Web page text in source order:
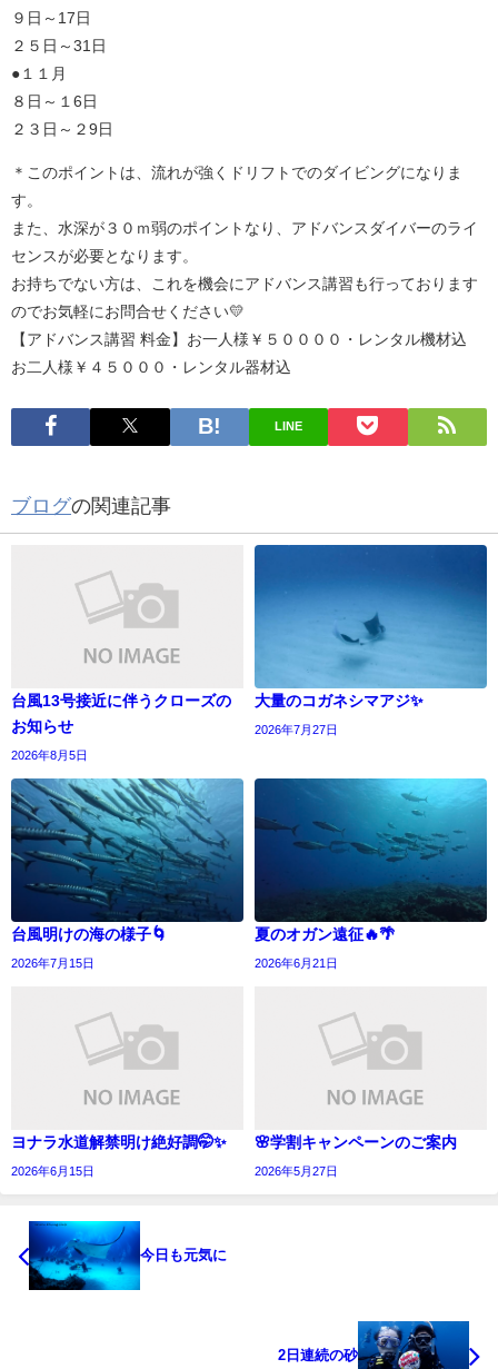
９日～17日
２５日～31日
●１１月
８日～１6日
２３日～２9日
＊このポイントは、流れが強くドリフトでのダイビングになりま
す。
また、水深が３０ｍ弱のポイントなり、アドバンスダイバーのライ
センスが必要となります。
お持ちでない方は、これを機会にアドバンス講習も行っております
のでお気軽にお問合せください💛
【アドバンス講習 料金】お一人様￥５００００・レンタル機材込
お二人様￥４５０００・レンタル器材込
LINE
ブログの関連記事
台風13号接近に伴うクローズの
お知らせ
2026年8月5日
大量のコガネシマアジ✨
2026年7月27日
台風明けの海の様子🌀
2026年7月15日
夏のオガン遠征🔥🌴
2026年6月21日
ヨナラ水道解禁明け絶好調🤭✨
2026年6月15日
🌸学割キャンペーンのご案内
2026年5月27日
今日も元気に
2日連続の砂